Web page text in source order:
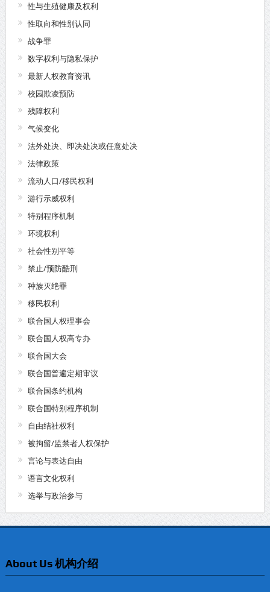
性与生殖健康及权利
性取向和性别认同
战争罪
数字权利与隐私保护
最新人权教育资讯
校园欺凌预防
残障权利
气候变化
法外处决、即决处决或任意处决
法律政策
流动人口/移民权利
游行示威权利
特别程序机制
环境权利
社会性别平等
禁止/预防酷刑
种族灭绝罪
移民权利
联合国人权理事会
联合国人权高专办
联合国大会
联合国普遍定期审议
联合国条约机构
联合国特别程序机制
自由结社权利
被拘留/监禁者人权保护
言论与表达自由
语言文化权利
选举与政治参与
About Us 机构介绍